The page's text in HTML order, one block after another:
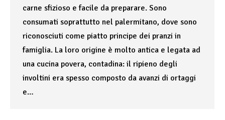
carne sfizioso e facile da preparare. Sono
consumati soprattutto nel palermitano, dove sono
riconosciuti come piatto principe dei pranzi in
famiglia. La loro origine è molto antica e legata ad
una cucina povera, contadina: il ripieno degli
involtini era spesso composto da avanzi di ortaggi
e…